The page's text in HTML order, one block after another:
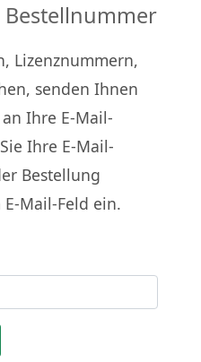
Lizenznummern,
senden Ihnen
Ihre E-Mail-
Ihre E-Mail-
Bestellung
Mail-Feld ein.